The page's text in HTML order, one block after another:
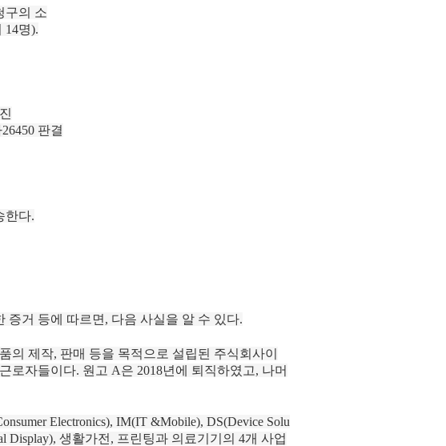
구의 소
14명).
판결
한다.
거 등에 따르면, 다음 사실을 알 수 있다.
의 제작, 판매 등을 목적으로 설립된 주식회사이
로자들이다. 원고 A은 2018년에 퇴직하였고, 나머
Electronics), IM(IT &Mobile), DS(Device Solu
Display), 생활가전, 프린팅과 의료기기의 4개 사업